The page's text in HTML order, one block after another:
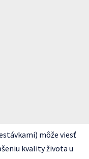
môže viesť
kvality života u